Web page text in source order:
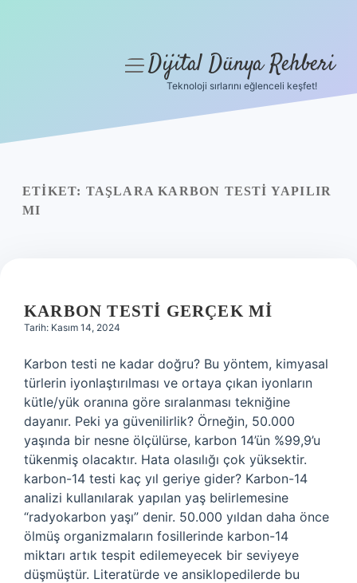
Yasal Uyarı
menüyüDijital Dünya Rehberi
Teknoloji sırlarını eğlenceli keşfet!
ETIKET: TAŞLARA KARBON TESTI YAPILIR
MI
KARBON TESTI GERÇEK MI
Tarih: Kasım 14, 2024
Karbon testi ne kadar doğru? Bu yöntem, kimyasal
türlerin iyonlaştırılması ve ortaya çıkan iyonların
kütle/yük oranına göre sıralanması tekniğine
dayanır. Peki ya güvenilirlik? Örneğin, 50.000
yaşında bir nesne ölçülürse, karbon 14’ün %99,9’u
tükenmiş olacaktır. Hata olasılığı çok yüksektir.
karbon-14 testi kaç yıl geriye gider? Karbon-14
analizi kullanılarak yapılan yaş belirlemesine
“radyokarbon yaşı” denir. 50.000 yıldan daha önce
ölmüş organizmaların fosillerinde karbon-14
miktarı artık tespit edilemeyecek bir seviyeye
düşmüştür. Literatürde ve ansiklopedilerde bu